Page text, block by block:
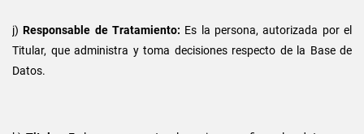
j)Responsable de Tratamiento: Es la persona, autorizada por el
Titular, que administra y toma decisiones respecto de la Base de
Datos.